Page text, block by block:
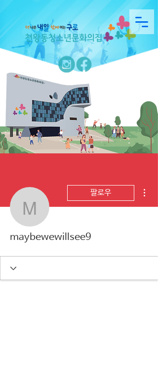
maybewewillsee9
팔로우
maybewewillsee9